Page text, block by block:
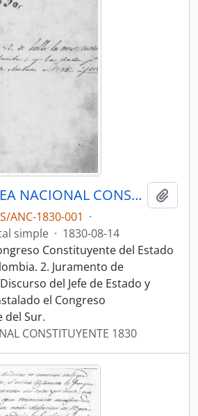
ACTA ASAMBLEA NACIONAL CONSTITUYENTE 1830
ANC-1830-001 ·
simple · 1830-08-14
Constituyente del Estado
2. Juramento de
del Jefe de Estado y
el Congreso
del Sur.
CONSTITUYENTE 1830